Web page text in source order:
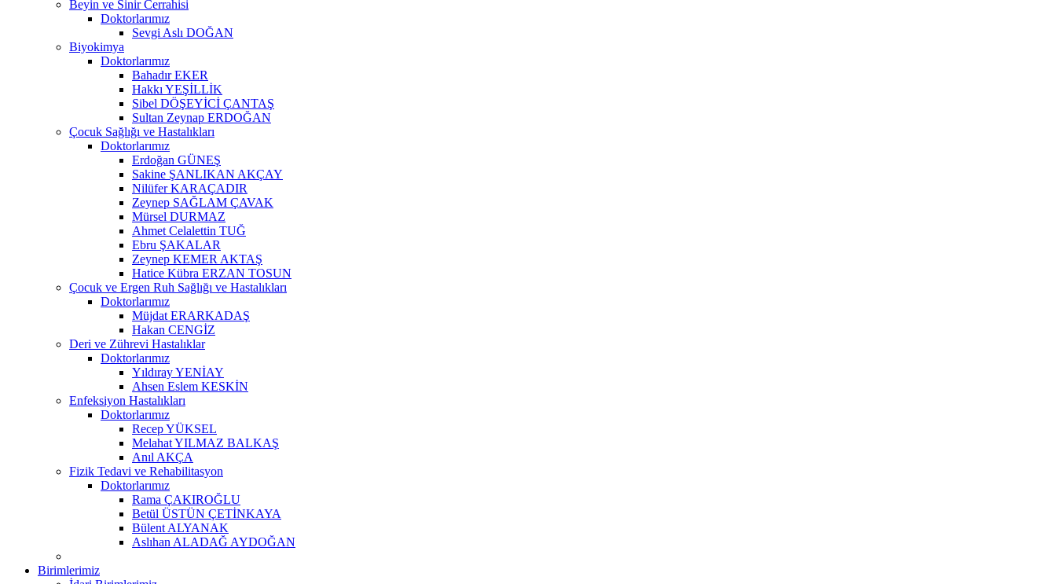
Beyin ve Sinir Cerrahisi
Doktorlarımız
Sevgi Aslı DOĞAN
Biyokimya
Doktorlarımız
Bahadır EKER
Hakkı YEŞİLLİK
Sibel DÖŞEYİCİ ÇANTAŞ
Sultan Zeynap ERDOĞAN
Çocuk Sağlığı ve Hastalıkları
Doktorlarımız
Erdoğan GÜNEŞ
Sakine ŞANLIKAN AKÇAY
Nilüfer KARAÇADIR
Zeynep SAĞLAM ÇAVAK
Mürsel DURMAZ
Ahmet Celalettin TUĞ
Ebru ŞAKALAR
Zeynep KEMER AKTAŞ
Hatice Kübra ERZAN TOSUN
Çocuk ve Ergen Ruh Sağlığı ve Hastalıkları
Doktorlarımız
Müjdat ERARKADAŞ
Hakan CENGİZ
Deri ve Zührevi Hastalıklar
Doktorlarımız
Yıldıray YENİAY
Ahsen Eslem KESKİN
Enfeksiyon Hastalıkları
Doktorlarımız
Recep YÜKSEL
Melahat YILMAZ BALKAŞ
Anıl AKÇA
Fizik Tedavi ve Rehabilitasyon
Doktorlarımız
Rama ÇAKIROĞLU
Betül ÜSTÜN ÇETİNKAYA
Bülent ALYANAK
Aslıhan ALADAĞ AYDOĞAN
Birimlerimiz